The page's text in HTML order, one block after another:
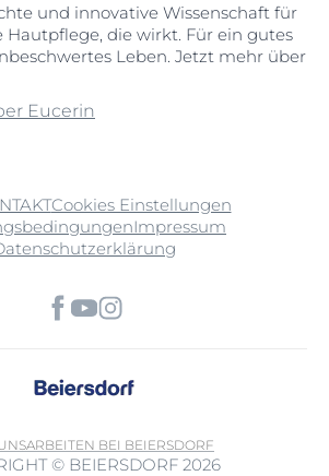
und innovative Wissenschaft für
die wirkt. Für ein gutes
Leben. Jetzt mehr über
Eucerin
Cookies Einstellungen
Impressum
ARBEITEN BEI BEIERSDORF
© BEIERSDORF 2026